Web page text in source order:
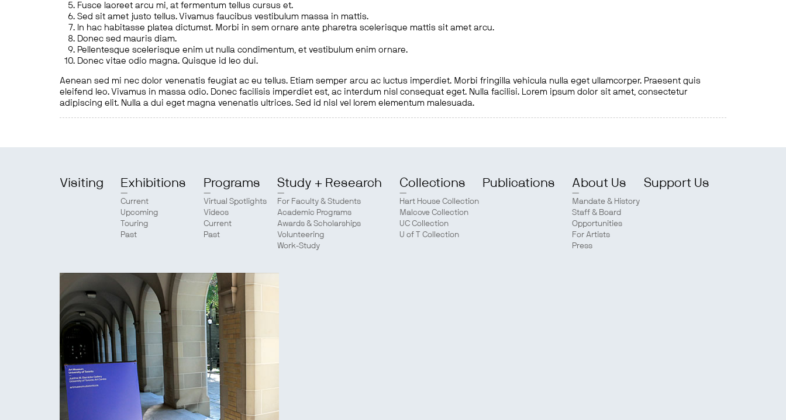
Fusce laoreet arcu mi, at fermentum tellus cursus et.
Sed sit amet justo tellus. Vivamus faucibus vestibulum massa in mattis.
In hac habitasse platea dictumst. Morbi in sem ornare ante pharetra scelerisque mattis sit amet arcu.
Donec sed mauris diam.
Pellentesque scelerisque enim ut nulla condimentum, et vestibulum enim ornare.
Donec vitae odio magna. Quisque id leo dui.
Aenean sed mi nec dolor venenatis feugiat ac eu tellus. Etiam semper arcu ac luctus imperdiet. Morbi fringilla vehicula nulla eget ullamcorper. Praesent quis
eleifend leo. Vivamus in massa odio. Donec facilisis imperdiet est, ac interdum nisl consequat eget. Nulla facilisi. Lorem ipsum dolor sit amet, consectetur
adipiscing elit. Nulla a dui eget magna venenatis ultrices. Sed id nisl vel lorem elementum malesuada.
Visiting Exhibitions
Current
Upcoming
Touring
Past
Programs
Virtual Spotlights
Videos
Current
Past
Study + Research
For Faculty & Students
Academic Programs
Awards & Scholarships
Volunteering
Work-Study
Collections
Hart House Collection
Malcove Collection
UC Collection
U of T Collection
Publications About Us
Mandate & History
Staff & Board
Opportunities
For Artists
Press
Support Us